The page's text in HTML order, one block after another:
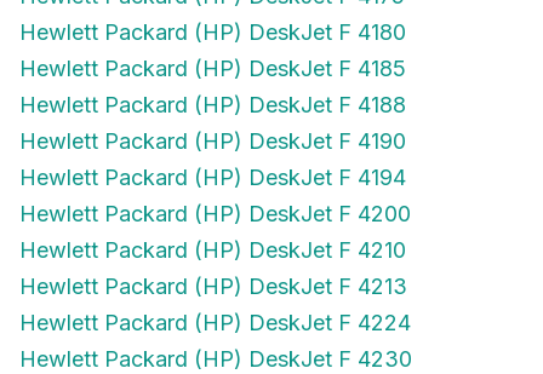
Hewlett Packard (HP) DeskJet F 4180
Hewlett Packard (HP) DeskJet F 4185
Hewlett Packard (HP) DeskJet F 4188
Hewlett Packard (HP) DeskJet F 4190
Hewlett Packard (HP) DeskJet F 4194
Hewlett Packard (HP) DeskJet F 4200
Hewlett Packard (HP) DeskJet F 4210
Hewlett Packard (HP) DeskJet F 4213
Hewlett Packard (HP) DeskJet F 4224
Hewlett Packard (HP) DeskJet F 4230